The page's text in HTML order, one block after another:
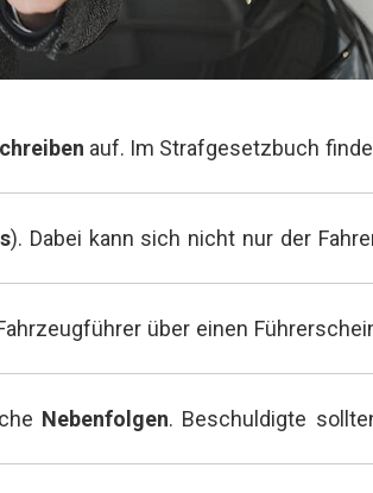
auf. Im Strafgesetzbuch
). Dabei kann sich nicht nur der
über einen
Nebenfolgen. Beschuldigte